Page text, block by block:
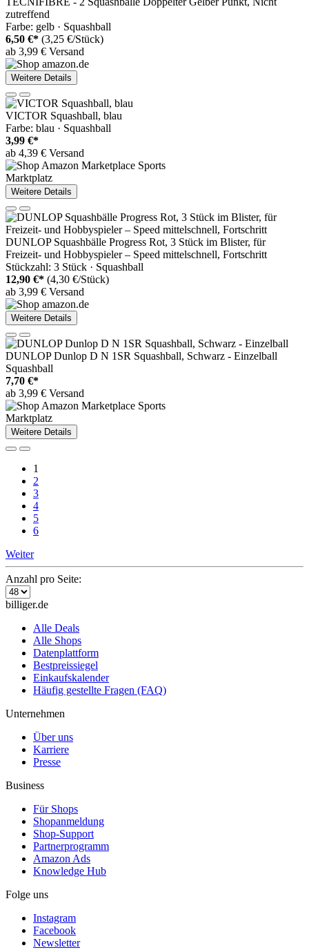
zutreffend
Farbe: gelb · Squashball
6,50 €* (3,25 €/Stück)
ab 3,99 € Versand
Weitere Details
VICTOR Squashball, blau
Farbe: blau · Squashball
3,99 €*
ab 4,39 € Versand
Marktplatz
Weitere Details
DUNLOP Squashbälle Progress Rot, 3 Stück im Blister, für
Freizeit- und Hobbyspieler – Speed mittelschnell, Fortschritt
Stückzahl: 3 Stück · Squashball
12,90 €* (4,30 €/Stück)
ab 3,99 € Versand
Weitere Details
DUNLOP Dunlop D N 1SR Squashball, Schwarz - Einzelball
Squashball
7,70 €*
ab 3,99 € Versand
Marktplatz
Weitere Details
1
2
3
4
5
6
Weiter
Anzahl pro Seite:
billiger.de
Alle Deals
Alle Shops
Datenplattform
Bestpreissiegel
Einkaufskalender
Häufig gestellte Fragen (FAQ)
Unternehmen
Über uns
Karriere
Presse
Business
Für Shops
Shopanmeldung
Shop-Support
Partnerprogramm
Amazon Ads
Knowledge Hub
Folge uns
Instagram
Facebook
Newsletter